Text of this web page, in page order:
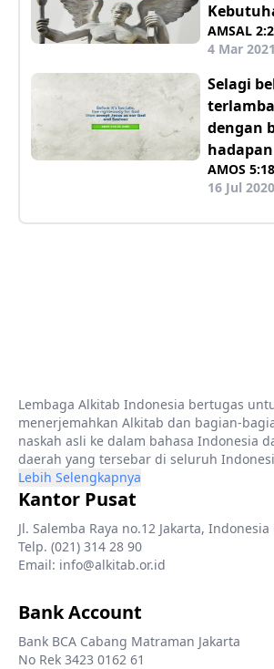
AMSAL
4 Mar 2021
Selagi
dengan
AMOS
16 Jul 2020
Lembaga Alkitab Indonesia bertugas
menerjemahkan Alkitab dan bagian-
naskah asli ke dalam bahasa Indonesia
daerah yang tersebar di seluruh
Lebih Selengkapnya
Kantor Pusat
Jl. Salemba Raya no.12 Jakarta, Indonesia
Telp. (021) 314 28 90
Email: info@alkitab.or.id
Bank Account
Bank BCA Cabang Matraman Jakarta
No Rek 3423 0162 61